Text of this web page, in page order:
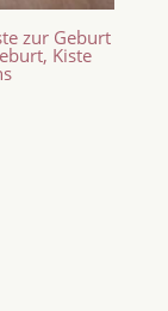
zur Geburt
Kiste